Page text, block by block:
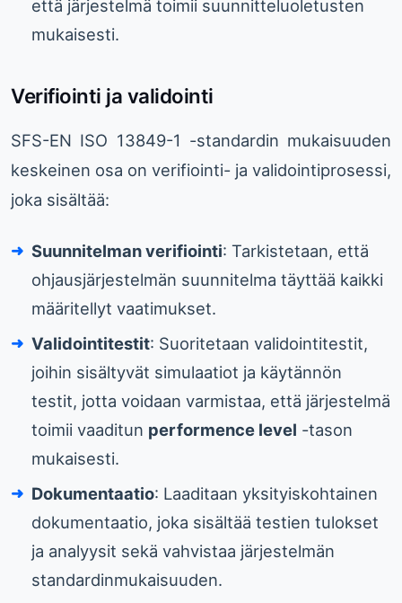
että järjestelmä toimii suunnitteluoletusten
mukaisesti.
Verifiointi ja validointi
SFS-EN ISO 13849-1 -standardin mukaisuuden
keskeinen osa on verifiointi- ja validointiprosessi,
joka sisältää:
Suunnitelman verifiointi: Tarkistetaan, että
ohjausjärjestelmän suunnitelma täyttää kaikki
määritellyt vaatimukset.
Validointitestit: Suoritetaan validointitestit,
joihin sisältyvät simulaatiot ja käytännön
testit, jotta voidaan varmistaa, että järjestelmä
toimii vaaditun performence level -tason
mukaisesti.
Dokumentaatio: Laaditaan yksityiskohtainen
dokumentaatio, joka sisältää testien tulokset
ja analyysit sekä vahvistaa järjestelmän
standardinmukaisuuden.